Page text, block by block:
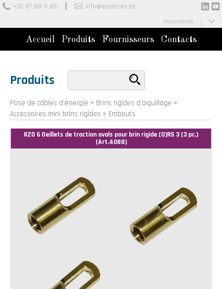
+32 87 88 11 85 info@eejansen.be
Nederlands
Français
Accueil Produits Fournisseurs Contacts
Produits
Pose de câbles d'énergie > Brins rigides d'aiguillage >
Accessoires mini brins rigides > Embouts
RZO 6 Oeillets de traction ovals pour brin rigide (O)RS 3 (3 pc.)
(Art.4088)